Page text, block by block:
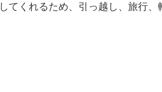
てくれるため、引っ越し、旅行、